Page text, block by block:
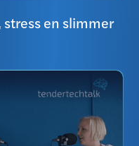
stress en slimmer